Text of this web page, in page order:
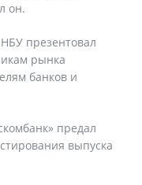
он.
презентовал
рынка
банков и
предал
выпуска